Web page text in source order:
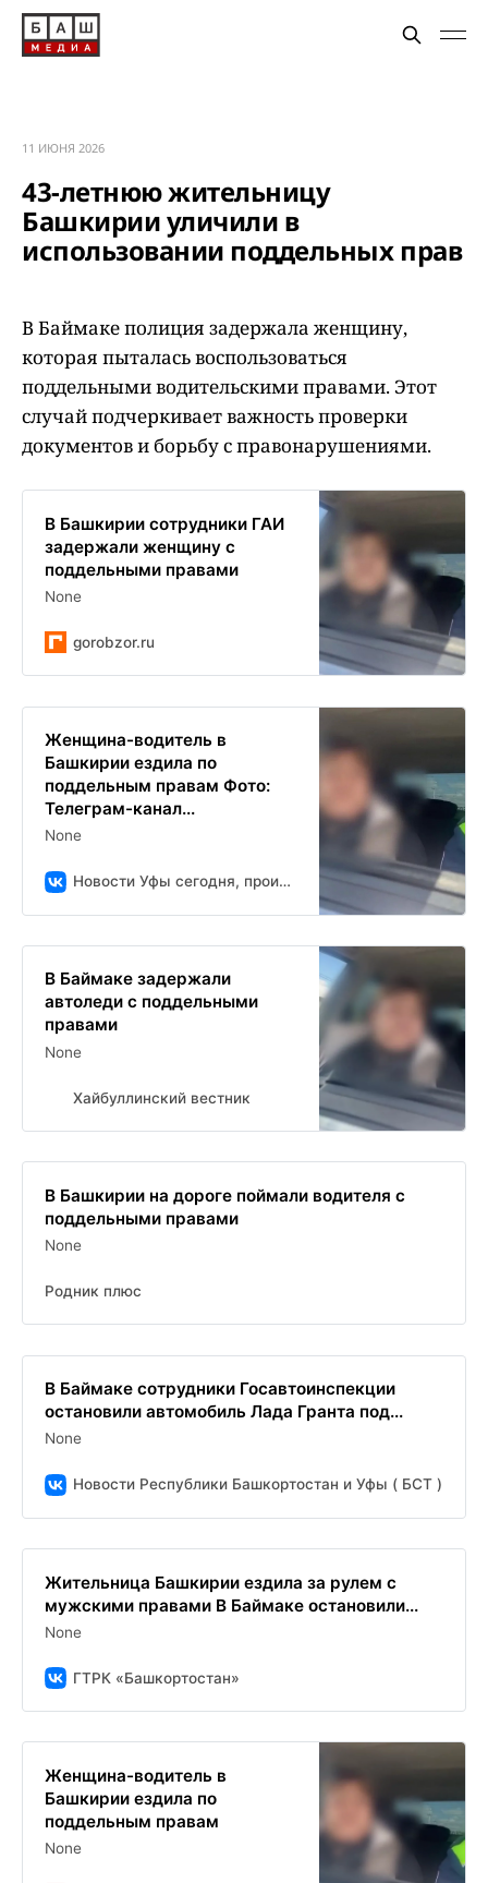
11 ИЮНЯ 2026
43-летнюю жительницу
Башкирии уличили в
использовании поддельных прав
В Баймаке полиция задержала женщину,
которая пыталась воспользоваться
поддельными водительскими правами. Этот
случай подчеркивает важность проверки
документов и борьбу с правонарушениями.
В Башкирии сотрудники ГАИ
задержали женщину с
поддельными правами
None
gorobzor.ru
Женщина-водитель в
Башкирии ездила по
поддельным правам Фото:
Телеграм-канал...
None
Новости Уфы сегодня, происшествия, ЧП и ДТП
В Баймаке задержали
автоледи с поддельными
правами
None
Хайбуллинский вестник
В Башкирии на дороге поймали водителя с
поддельными правами
None
Родник плюс
В Баймаке сотрудники Госавтоинспекции
остановили автомобиль Лада Гранта под...
None
Новости Республики Башкортостан и Уфы ( БСТ )
Жительница Башкирии ездила за рулем с
мужскими правами В Баймаке остановили...
None
ГТРК «Башкортостан»
Женщина-водитель в
Башкирии ездила по
поддельным правам
None